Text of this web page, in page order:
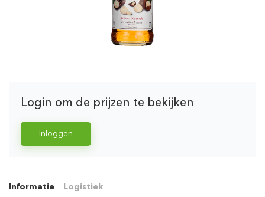
Login om de prijzen te bekijken
Inloggen
Informatie Logistiek